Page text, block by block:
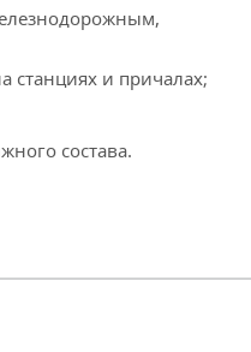
станциях и причалах;
состава.